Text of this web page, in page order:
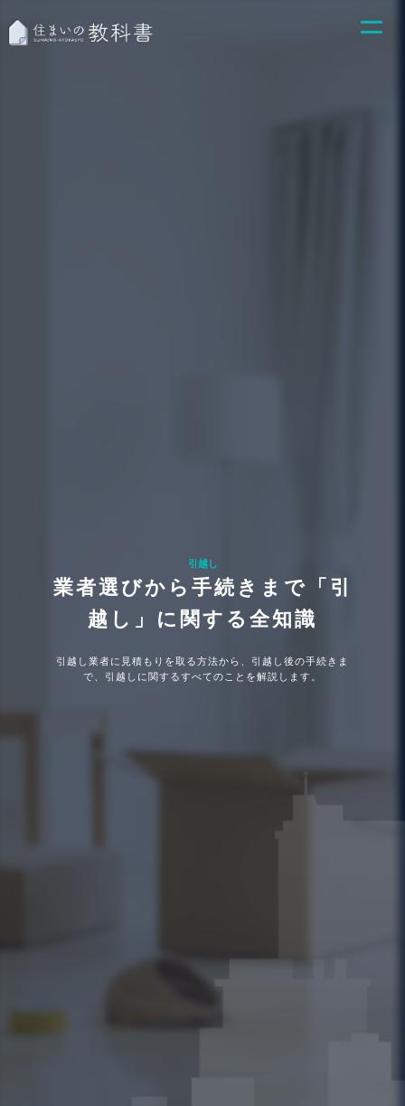
引越し
業者選びから手続きまで「引
越し」に関する全知識
引越し業者に見積もりを取る方法から、引越し後の手続きま
で、引越しに関するすべてのことを解説します。